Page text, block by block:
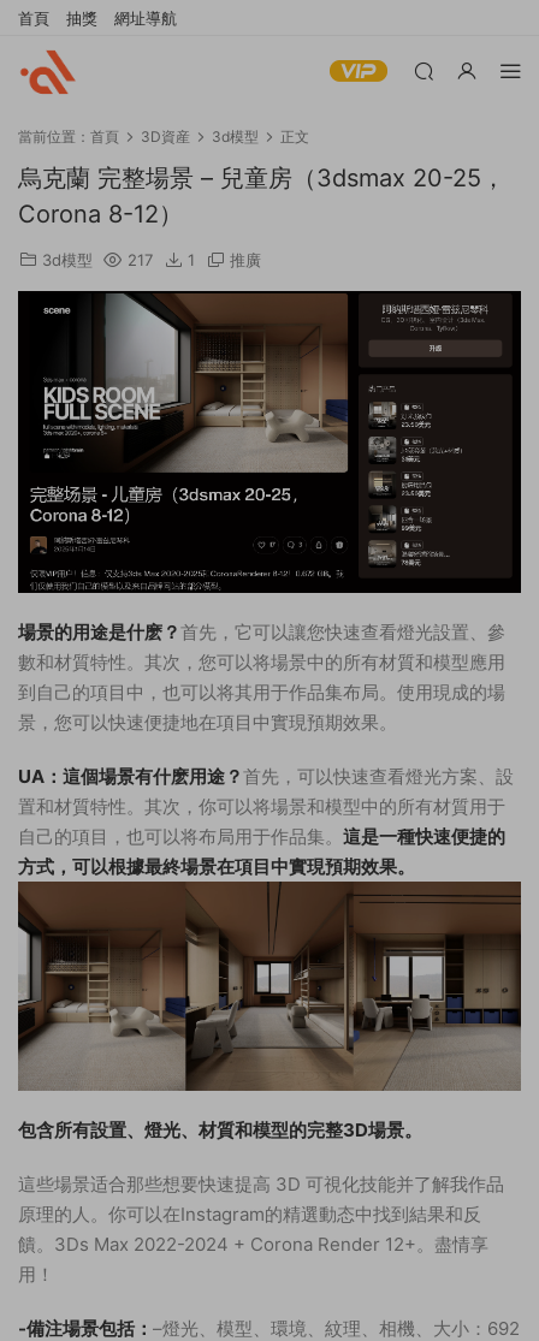
首頁 抽獎 網址導航
當前位置： 首頁 3D資産 3d模型 正文
烏克蘭 完整場景 – 兒童房（3dsmax 20-25，
Corona 8-12）
3d模型 217 1 推廣
場景的用途是什麽？首先，它可以讓您快速查看燈光設置、參
數和材質特性。其次，您可以将場景中的所有材質和模型應用
到自己的項目中，也可以将其用于作品集布局。使用現成的場
景，您可以快速便捷地在項目中實現預期效果。
UA：這個場景有什麽用途？首先，可以快速查看燈光方案、設
置和材質特性。其次，你可以将場景和模型中的所有材質用于
自己的項目，也可以将布局用于作品集。 這是一種快速便捷的
方式，可以根據最終場景在項目中實現預期效果。
包含所有設置、燈光、材質和模型的完整3D場景。
這些場景适合那些想要快速提高 3D 可視化技能并了解我作品
原理的人。 你可以在Instagram的精選動态中找到結果和反
饋。 3Ds Max 2022-2024 + Corona Render 12+。盡情享
用！
-備注場景包括 ： –燈光、 模型、 環境、 紋理、 相機、大小：692